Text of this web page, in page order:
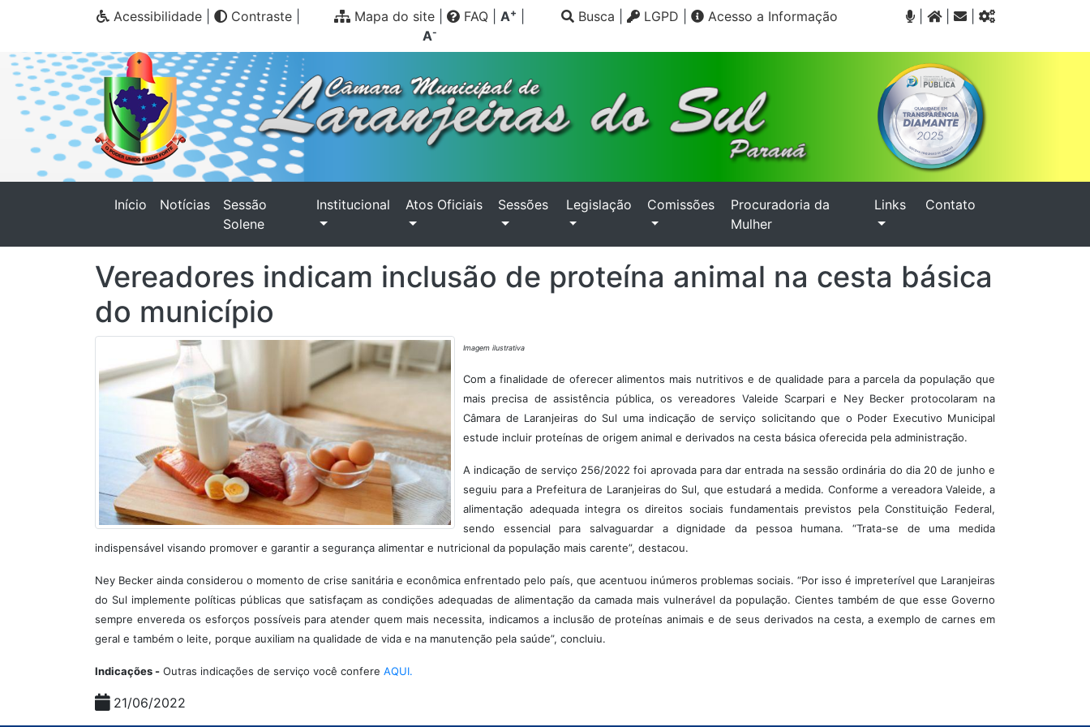
Acessibilidade Contraste Mapa do site FAQ A+
A-
Busca LGPD Acesso a Informação |
Início (current)
Notícias
Sessão
Solene
Institucional Atos Oficiais Sessões Legislação Comissões
Procuradoria da
Mulher
Links Contato
Vereadores indicam inclusão de proteína animal na cesta básica
do município
Imagem ilustrativa
Com a finalidade de oferecer alimentos mais nutritivos e de qualidade para a parcela da população que
mais precisa de assistência pública, os vereadores Valeide Scarpari e Ney Becker protocolaram na
Câmara de Laranjeiras do Sul uma indicação de serviço solicitando que o Poder Executivo Municipal
estude incluir proteínas de origem animal e derivados na cesta básica oferecida pela administração.
A indicação de serviço 256/2022 foi aprovada para dar entrada na sessão ordinária do dia 20 de junho e
seguiu para a Prefeitura de Laranjeiras do Sul, que estudará a medida. Conforme a vereadora Valeide, a
alimentação adequada integra os direitos sociais fundamentais previstos pela Constituição Federal,
sendo essencial para salvaguardar a dignidade da pessoa humana. “Trata-se de uma medida
indispensável visando promover e garantir a segurança alimentar e nutricional da população mais carente”, destacou.
Ney Becker ainda considerou o momento de crise sanitária e econômica enfrentado pelo país, que acentuou inúmeros problemas sociais. “Por isso é impreterível que Laranjeiras
do Sul implemente políticas públicas que satisfaçam as condições adequadas de alimentação da camada mais vulnerável da população. Cientes também de que esse Governo
sempre envereda os esforços possíveis para atender quem mais necessita, indicamos a inclusão de proteínas animais e de seus derivados na cesta, a exemplo de carnes em
geral e também o leite, porque auxiliam na qualidade de vida e na manutenção pela saúde”, concluiu.
Indicações - Outras indicações de serviço você confere AQUI.
21/06/2022